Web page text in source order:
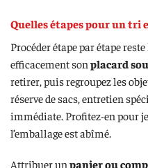
Quelles étapes pour un tri
Procéder étape par étape
efficacement son placard
retirer, puis regroupez les
réserve de sacs, entretien
immédiate. Profitez-en pour
l’emballage est abîmé.
Attribuer un panier ou